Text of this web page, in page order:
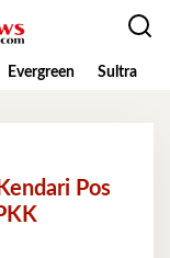
Evergreen Sultra
Pos